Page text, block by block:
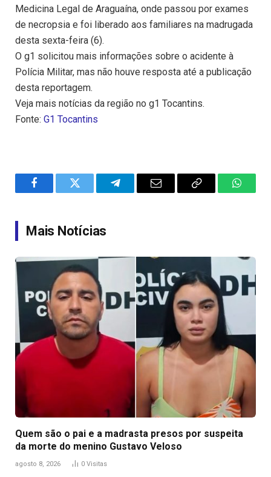
Medicina Legal de Araguaína, onde passou por exames
de necropsia e foi liberado aos familiares na madrugada
desta sexta-feira (6).
O g1 solicitou mais informações sobre o acidente à
Polícia Militar, mas não houve resposta até a publicação
desta reportagem.
Veja mais notícias da região no g1 Tocantins.
Fonte: G1 Tocantins
FacebookTwitter TelegramEmail
Copy
Mais Notícias
Quem são o pai e a madrasta presos por suspeita
da morte do menino Gustavo Veloso
agosto 8, 2026 0 Visitas